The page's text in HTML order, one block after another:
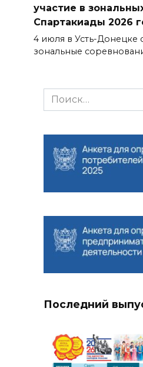
участие в
Спартакиады 2026
4 июля в Усть-Донецке
зональные
Search
for:
Последний